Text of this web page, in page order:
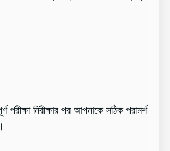
নিরীক্ষার পর আপনাকে সঠিক পরামর্শ